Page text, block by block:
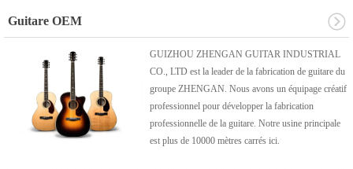
Guitare OEM
GUIZHOU ZHENGAN GUITAR INDUSTRIAL
CO., LTD est la leader de la fabrication de guitare du
groupe ZHENGAN. Nous avons un équipage créatif
professionnel pour développer la fabrication
professionnelle de la guitare. Notre usine principale
est plus de 10000 mètres carrés ici.